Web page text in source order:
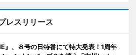
レスリリース
』、８号の日特番にて特大発表！1周年